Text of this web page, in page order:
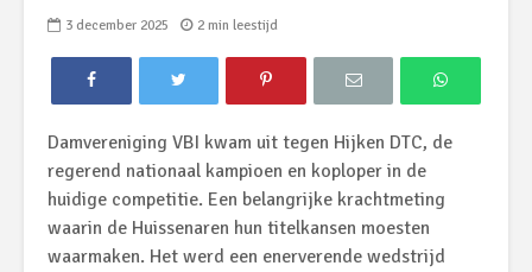
3 december 2025 2 min leestijd
Damvereniging VBI kwam uit tegen Hijken DTC, de
regerend nationaal kampioen en koploper in de
huidige competitie. Een belangrijke krachtmeting
waarin de Huissenaren hun titelkansen moesten
waarmaken. Het werd een enerverende wedstrijd